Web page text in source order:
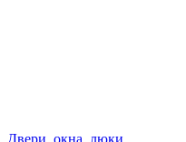
Двери, окна, люки